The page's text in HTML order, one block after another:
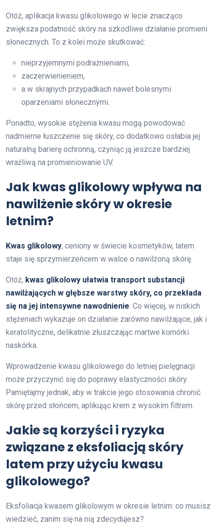
Otóż, aplikacja kwasu glikolowego w lecie znacząco
zwiększa podatność skóry na szkodliwe działanie promieni
słonecznych. To z kolei może skutkować:
nieprzyjemnymi podrażnieniami,
zaczerwienieniem,
a w skrajnych przypadkach nawet bolesnymi
oparzeniami słonecznymi.
Ponadto, wysokie stężenia kwasu mogą powodować
nadmierne łuszczenie się skóry, co dodatkowo osłabia jej
naturalną barierę ochronną, czyniąc ją jeszcze bardziej
wrażliwą na promieniowanie UV.
Jak kwas glikolowy wpływa na
nawilżenie skóry w okresie
letnim?
Kwas glikolowy, ceniony w świecie kosmetyków, latem
staje się sprzymierzeńcem w walce o nawilżoną skórę.
Otóż, kwas glikolowy ułatwia transport substancji
nawilżających w głębsze warstwy skóry, co przekłada
się na jej intensywne nawodnienie. Co więcej, w niskich
stężeniach wykazuje on działanie zarówno nawilżające, jak i
keratolityczne, delikatnie złuszczając martwe komórki
naskórka.
Wprowadzenie kwasu glikolowego do letniej pielęgnacji
może przyczynić się do poprawy elastyczności skóry.
Pamiętajmy jednak, aby w trakcie jego stosowania chronić
skórę przed słońcem, aplikując krem z wysokim filtrem.
Jakie są korzyści i ryzyka
związane z eksfoliacją skóry
latem przy użyciu kwasu
glikolowego?
Eksfoliacja kwasem glikolowym w okresie letnim: co musisz
wiedzieć, zanim się na nią zdecydujesz?